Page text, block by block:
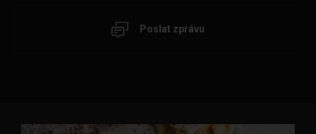
Poslat zprávu